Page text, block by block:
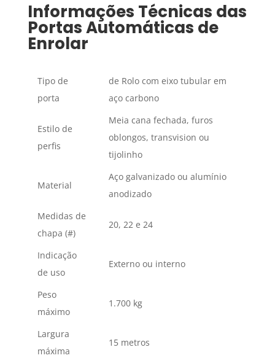
Informações Técnicas das
Portas Automáticas de
Enrolar
Tipo de
porta
de Rolo com eixo tubular em
aço carbono
Estilo de
perfis
Meia cana fechada, furos
oblongos, transvision ou
tijolinho
Material
Aço galvanizado ou alumínio
anodizado
Medidas de
chapa (#)
20, 22 e 24
Indicação
de uso
Externo ou interno
Peso
máximo
1.700 kg
Largura
máxima
15 metros